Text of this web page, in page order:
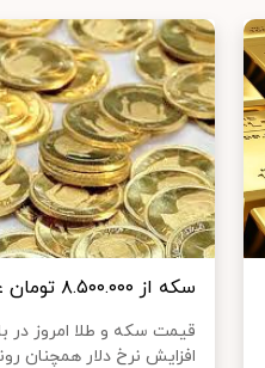
سکه از ۸.۵۰۰.۰۰۰ تومان عبور کرد
قیمت سکه و طلا امروز در
افزایش نرخ دلار همچنان